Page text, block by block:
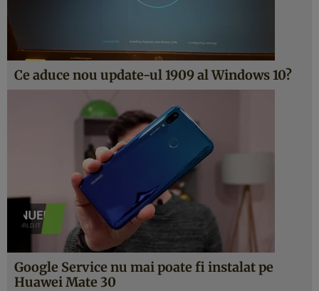
Ce aduce nou update-ul 1909 al Windows 10?
Google Service nu mai poate fi instalat pe
Huawei Mate 30